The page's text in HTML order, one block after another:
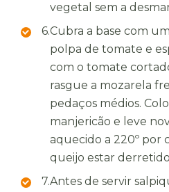
vegetal sem a
6.Cubra a base com
polpa de tomate e
com o tomate
rasgue a mozarela
pedaços médios.
manjericão e leve
aquecido a 220º por
queijo estar
7.Antes de servir